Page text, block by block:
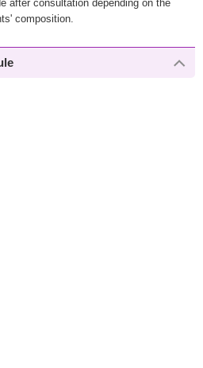
after consultation depending on the
composition.